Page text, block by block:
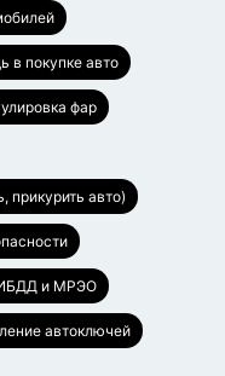
в покупке авто
фар
прикурить авто)
и МРЭО
автоключей